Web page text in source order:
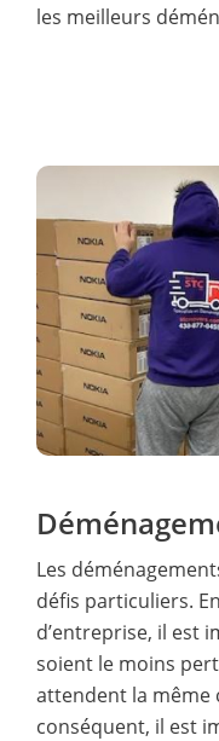
les meilleurs
Les
défis particuliers.
d’entreprise, il est
soient le moins
attendent la même
conséquent, il est